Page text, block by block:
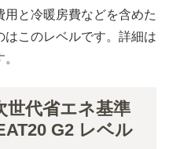
と冷暖房費などを含めた
はこのレベルです。詳細は
世代省エネ基準
G2 レベル